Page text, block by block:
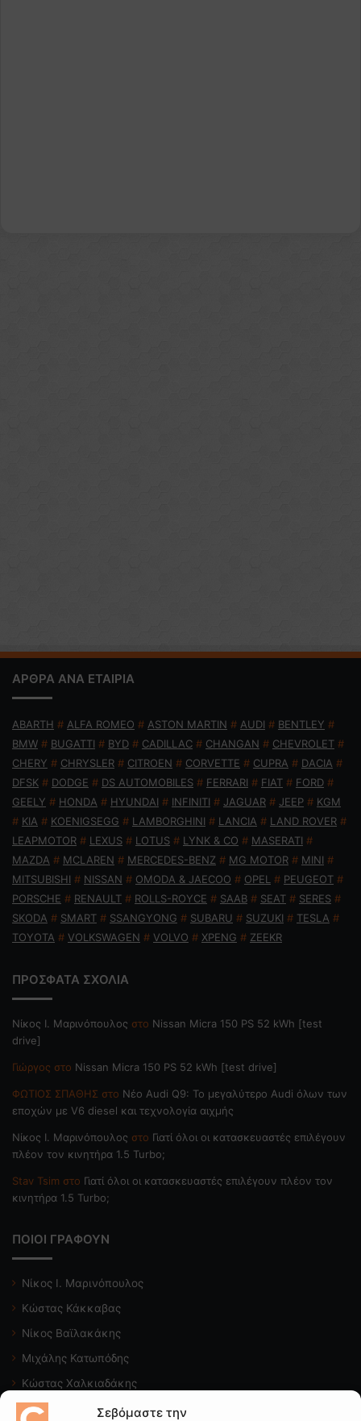
Σεβόμαστε την
ΑΡΘΡΑ ΑΝΑ ΕΤΑΙΡΙΑ
ABARTH # ALFA ROMEO # ASTON MARTIN # AUDI # BENTLEY #
BMW # BUGATTI # BYD # CADILLAC # CHANGAN # CHEVROLET #
CHERY # CHRYSLER # CITROEN # CORVETTE # CUPRA # DACIA #
DFSK # DODGE # DS AUTOMOBILES # FERRARI # FIAT # FORD #
GEELY # HONDA # HYUNDAI # INFINITI # JAGUAR # JEEP # KGM
# KIA # KOENIGSEGG # LAMBORGHINI # LANCIA # LAND ROVER #
LEAPMOTOR # LEXUS # LOTUS # LYNK & CO # MASERATI #
MAZDA # MCLAREN # MERCEDES-BENZ # MG MOTOR # MINI #
MITSUBISHI # NISSAN # OMODA & JAECOO # OPEL # PEUGEOT #
PORSCHE # RENAULT # ROLLS-ROYCE # SAAB # SEAT # SERES #
SKODA # SMART # SSANGYONG # SUBARU # SUZUKI # TESLA #
TOYOTA # VOLKSWAGEN # VOLVO # XPENG # ZEEKR
ΠΡΟΣΦΑΤΑ ΣΧΟΛΙΑ
Nίκος Ι. Mαρινόπουλος στο Nissan Micra 150 PS 52 kWh [test
drive]
Γιώργος στο Nissan Micra 150 PS 52 kWh [test drive]
ΦΩΤΙΟΣ ΣΠΑΘΗΣ στο Νέο Audi Q9: Το μεγαλύτερο Audi όλων των
εποχών με V6 diesel και τεχνολογία αιχμής
Nίκος Ι. Mαρινόπουλος στο Γιατί όλοι οι κατασκευαστές επιλέγουν
πλέον τον κινητήρα 1.5 Turbo;
Stav Tsim στο Γιατί όλοι οι κατασκευαστές επιλέγουν πλέον τον
κινητήρα 1.5 Turbo;
ΠΟΙΟΙ ΓΡΑΦΟΥΝ
Νίκος Ι. Μαρινόπουλος
Κώστας Κάκκαβας
Νίκος Βαϊλακάκης
Μιχάλης Κατωπόδης
Κώστας Χαλκιαδάκης